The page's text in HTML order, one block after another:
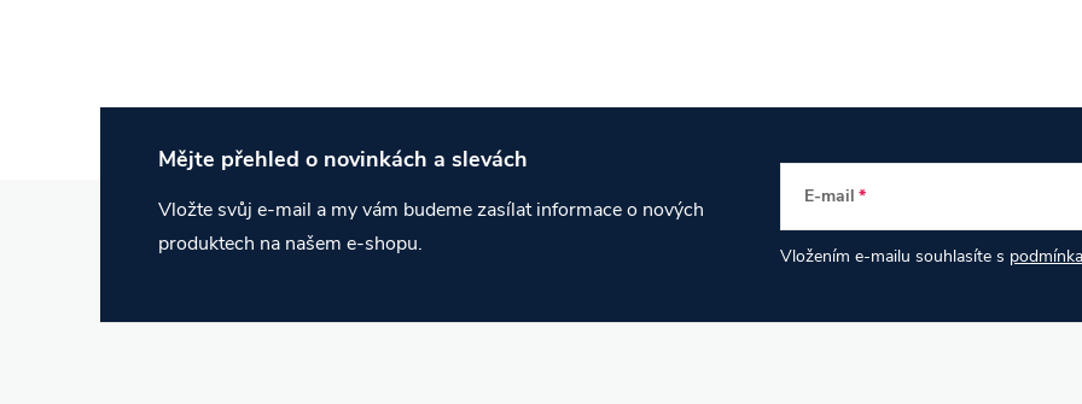
Mějte přehled o novinkách a slevách
Vložte svůj e-mail a my vám budeme zasílat informace o nových
produktech na našem e-shopu.
E-mail
Vložením e-mailu souhlasíte s